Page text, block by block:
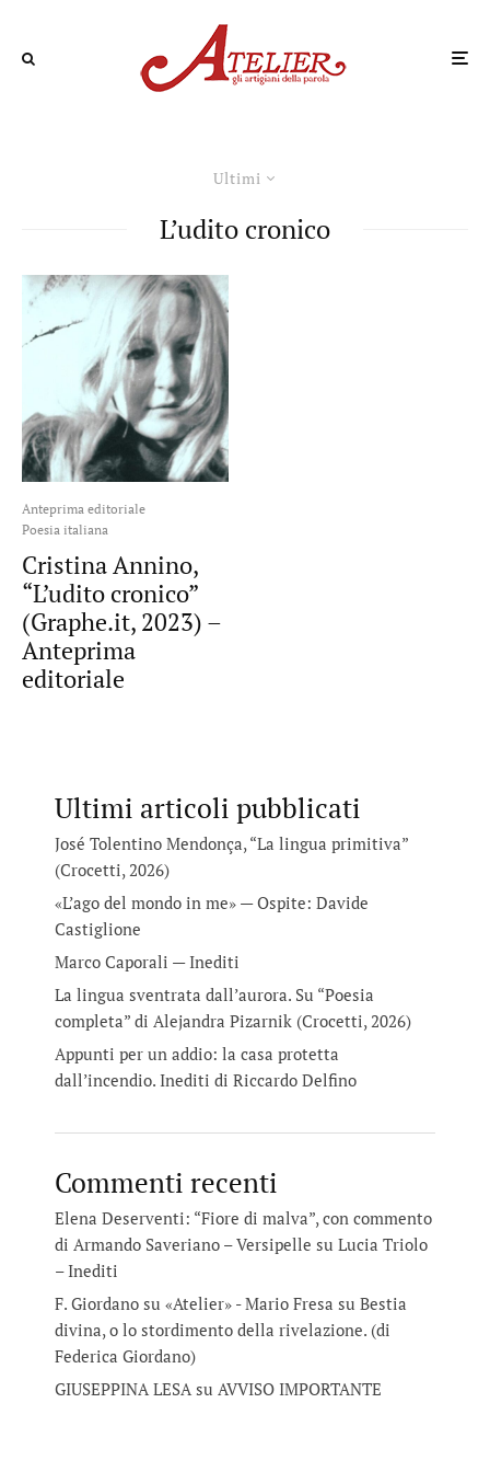
Ultimi
L’udito cronico
Anteprima editoriale
Poesia italiana
Cristina Annino,
“L’udito cronico”
(Graphe.it, 2023) –
Anteprima
editoriale
Ultimi articoli pubblicati
José Tolentino Mendonça, “La lingua primitiva”
(Crocetti, 2026)
«L’ago del mondo in me» — Ospite: Davide
Castiglione
Marco Caporali — Inediti
La lingua sventrata dall’aurora. Su “Poesia
completa” di Alejandra Pizarnik (Crocetti, 2026)
Appunti per un addio: la casa protetta
dall’incendio. Inediti di Riccardo Delfino
Commenti recenti
Elena Deserventi: “Fiore di malva”, con commento
di Armando Saveriano – Versipelle su Lucia Triolo
– Inediti
F. Giordano su «Atelier» - Mario Fresa su Bestia
divina, o lo stordimento della rivelazione. (di
Federica Giordano)
GIUSEPPINA LESAsu AVVISO IMPORTANTE